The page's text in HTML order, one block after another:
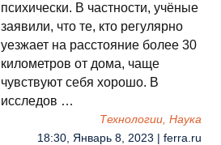
психически. В частности, учёные
заявили, что те, кто регулярно
уезжает на расстояние более 30
километров от дома, чаще
чувствуют себя хорошо. В
исследов …
Технологии, Наука
18:30, Январь 8, 2023 | ferra.ru